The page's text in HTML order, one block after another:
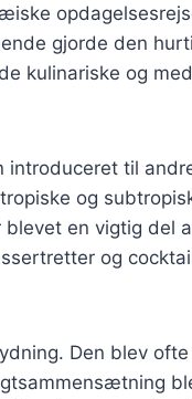
gjorde den
kulinariske og
introduceret til
og
en vigtig del
og
Den blev ofte